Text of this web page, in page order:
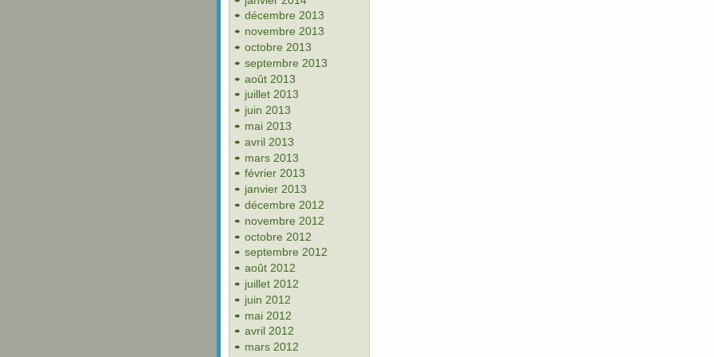
décembre 2013
novembre 2013
octobre 2013
septembre 2013
août 2013
juillet 2013
juin 2013
mai 2013
avril 2013
mars 2013
février 2013
janvier 2013
décembre 2012
novembre 2012
octobre 2012
septembre 2012
août 2012
juillet 2012
juin 2012
mai 2012
avril 2012
mars 2012